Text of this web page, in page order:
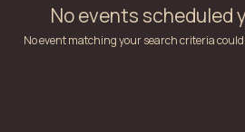
No events scheduled
No event matching your search criteria